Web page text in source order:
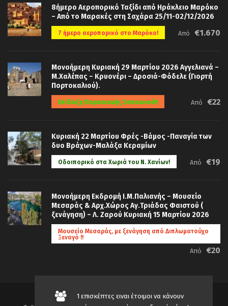
1 επισκέπτες ειναι έτοιμοι να κάνουν
8ήμερο Αεροπορικό Ταξίδι από Ηράκλειο Μαρόκο
– Από το Μαρακές στη Σαχάρα 25/11-02/12/2026
7 ήμερο αεροπορικό στο Μαρόκο! Από €1.670
Μονοήμερη Κυριακή 29 Μαρτίου 2026 Αγγελιανά –
Μ.Χαλέπας – Κρυονέρι – Δροσιά-Φόδελε (Γιορτή
Πορτοκαλιού).
Επίδειξη Παρασκευής Σαπουνιού!! Από €22
Κυριακή 22 Μαρτίου Φρές -Βάμος -Παναγία των
δυο Βράχων-Μαλάξα Κεραμίων
Οδοιπορικό στα Χωριά του Ν. Χανίων! Από €19
Μονοήμερη Εκδρομή Ι.Μ.Παλιανής – Μουσείο
Μεσαράς & Αρχ.Χώρος Αγ.Τριάδας Φαιστού (
ξενάγηση) – Λ. Ζαρού Κυριακή 15 Μαρτίου 2026
Μουσείο Μεσαράς, με ξενάγηση από Διπλωματούχο
Ξεναγό !!
Από €20